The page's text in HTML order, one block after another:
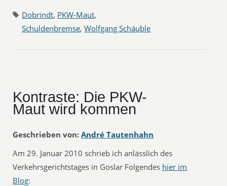
Dobrindt, PKW-Maut,
Schuldenbremse,Wolfgang Schäuble
Kontraste: Die PKW-
Maut wird kommen
Geschrieben von: André Tautenhahn
Am 29. Januar 2010 schrieb ich anlässlich des
Verkehrsgerichtstages in Goslar Folgendes hier im
Blog: